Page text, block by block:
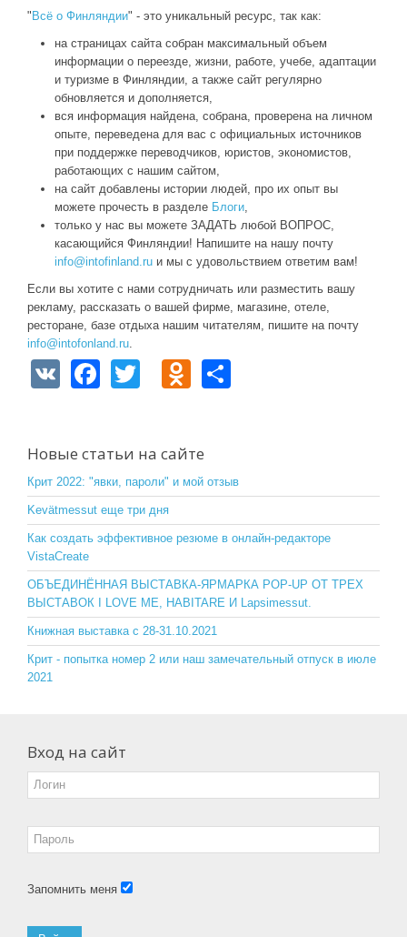
" Всё о Финляндии" - это уникальный ресурс, так как:
на страницах сайта собран максимальный объем
информации о переезде, жизни, работе, учебе, адаптации
и туризме в Финляндии, а также сайт регулярно
обновляется и дополняется,
вся информация найдена, собрана, проверена на личном
опыте, переведена для вас с официальных источников
при поддержке переводчиков, юристов, экономистов,
работающих с нашим сайтом,
на сайт добавлены истории людей, про их опыт вы
можете прочесть в разделе Блоги,
только у нас вы можете ЗАДАТЬ любой ВОПРОС,
касающийся Финляндии! Напишите на нашу почту
info@intofinland.ru и мы с удовольствием ответим вам!
Если вы хотите с нами сотрудничать или разместить вашу
рекламу, рассказать о вашей фирме, магазине, отеле,
ресторане, базе отдыха нашим читателям, пишите на почту
info@intofonland.ru.
V
F
e
b
o
o
k
er
O
o
kl
a
ss
ni
ki
Новые статьи на сайте
Крит 2022: "явки, пароли" и мой отзыв
Kevätmessut еще три дня
Как создать эффективное резюме в онлайн-редакторе
VistaCreate
ОБЪЕДИНЁННАЯ ВЫСТАВКА-ЯРМАРКА POP-UP ОТ ТРЕХ
ВЫСТАВОК I LOVE ME, HABITARE И Lapsimessut.
Книжная выставка с 28-31.10.2021
Крит - попытка номер 2 или наш замечательный отпуск в июле
2021
Вход на сайт
Запомнить меня